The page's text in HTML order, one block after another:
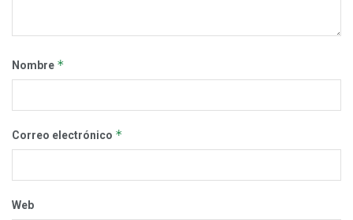
Nombre *
Correo electrónico *
Web